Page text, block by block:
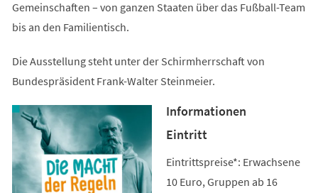
Gemeinschaften – von ganzen Staaten über das Fußball-Team
bis an den Familientisch.
Die Ausstellung steht unter der Schirmherrschaft von
Bundespräsident Frank-Walter Steinmeier.
Informationen
Eintritt
Eintrittspreise*: Erwachsene
10 Euro, Gruppen ab 16